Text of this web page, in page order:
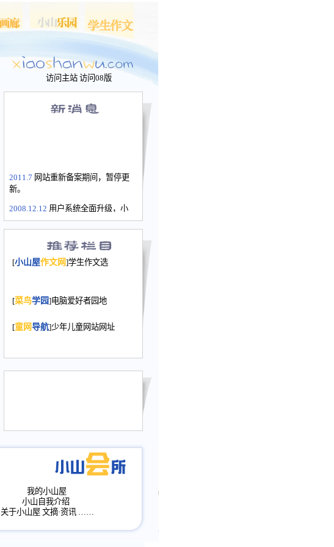
访问主站 访问08版
2011.7 网站重新备案期间，暂停更
新。
2008.12.12 用户系统全面升级，小
山屋主站、作文网、学生作文、家
长会、家园网－个人空间，用户一
次注册全部通行。
2008.12.12家园网正式运行，域
年，2009版提前启用，小山屋全面
小山画廊均增加多个新栏目。。
评分、顶功能，作文宝典改版。
[小山屋作文网]学生作文选
[菜鸟学园]电脑爱好者园地
[童网导航]少年儿童网站网址
我的小山屋
小山自我介绍
关于小山屋 文摘·资讯 ……